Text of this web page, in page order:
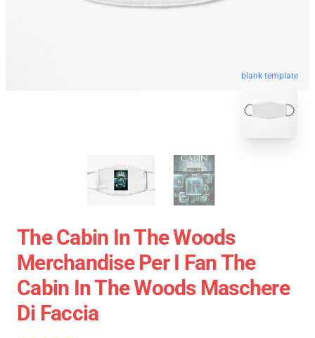
blank template
The Cabin In The Woods
Merchandise Per I Fan The
Cabin In The Woods Maschere
Di Faccia